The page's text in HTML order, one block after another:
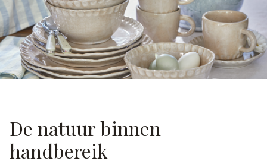
De natuur binnen
handbereik